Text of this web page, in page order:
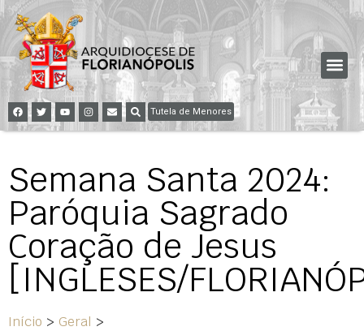
Tutela de Menores
Semana Santa 2024:
Paróquia Sagrado
Coração de Jesus
[INGLESES/
Início > Geral >